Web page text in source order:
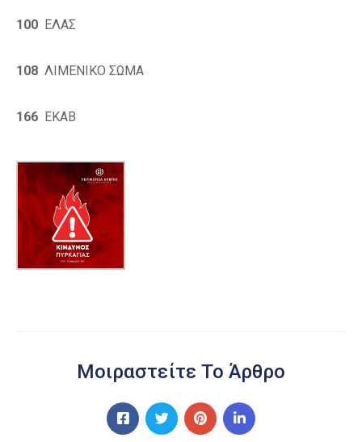
100 ΕΛΑΣ
108 ΛΙΜΕΝΙΚΟ ΣΩΜΑ
166 ΕΚΑΒ
Μοιραστείτε Το Άρθρο